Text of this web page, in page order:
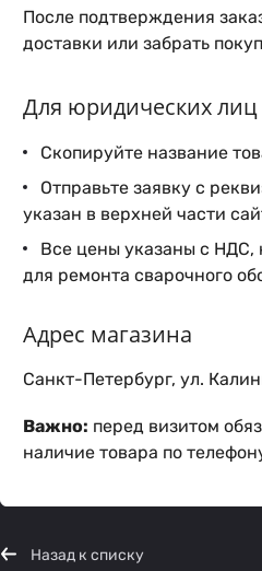
После подтверждения
доставки или забрать
Для юридических лиц
Скопируйте название
Отправьте заявку с
указан в верхней части
Все цены указаны с НДС,
для ремонта сварочного
Адрес магазина
Санкт-Петербург, ул.
Важно: перед визитом
наличие товара по
Назад к списку